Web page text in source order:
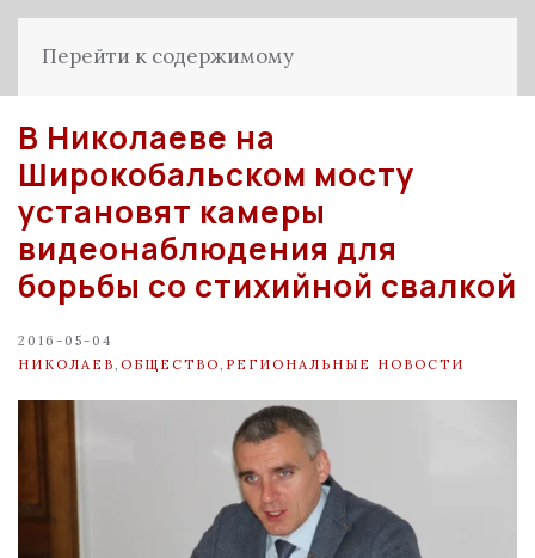
Перейти к содержимому
В Николаеве на
Широкобальском мосту
установят камеры
видеонаблюдения для
борьбы со стихийной свалкой
2016-05-04
НИКОЛАЕВ ОБЩЕСТВО РЕГИОНАЛЬНЫЕ НОВОСТИ